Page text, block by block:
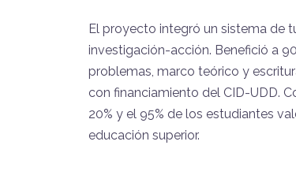
El proyecto integró un sistema de
investigación-acción. Benefició a
problemas, marco teórico y
con financiamiento del CID-UDD.
20% y el 95% de los estudiantes
educación superior.